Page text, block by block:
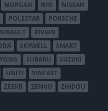
MORGAN NIO
NISSAN
POLESTAR
PORSCHE
RIVIAN
SKYWELL
SMART
SUBARU
SUZUKI
UNITI
VINFAST
ZEEKR ZENVO ZHIDOU